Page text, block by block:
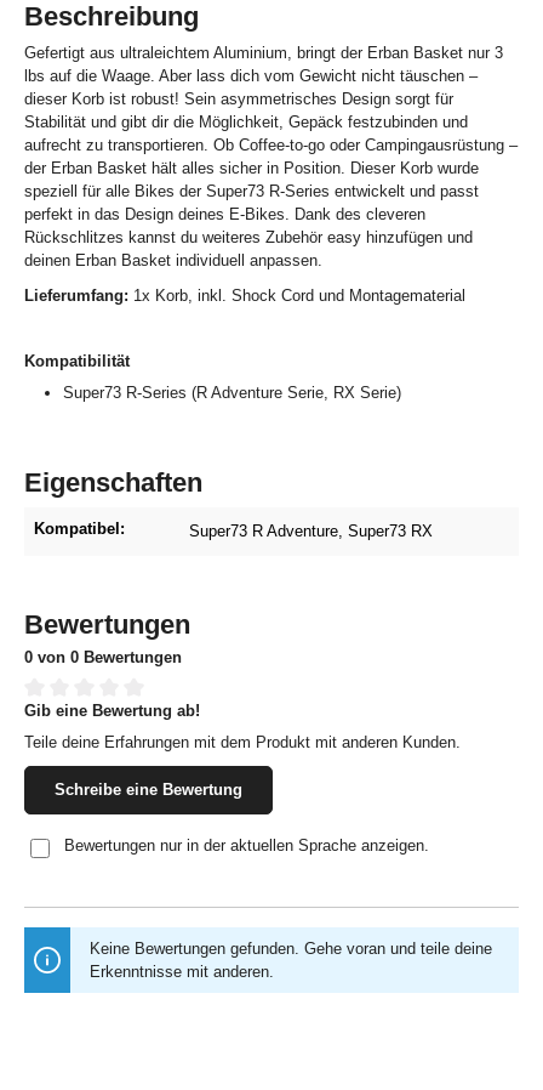
Beschreibung
Gefertigt aus ultraleichtem Aluminium, bringt der Erban Basket nur 3
lbs auf die Waage. Aber lass dich vom Gewicht nicht täuschen –
dieser Korb ist robust! Sein asymmetrisches Design sorgt für
Stabilität und gibt dir die Möglichkeit, Gepäck festzubinden und
aufrecht zu transportieren. Ob Coffee-to-go oder Campingausrüstung –
der Erban Basket hält alles sicher in Position. Dieser Korb wurde
speziell für alle Bikes der Super73 R-Series entwickelt und passt
perfekt in das Design deines E-Bikes. Dank des cleveren
Rückschlitzes kannst du weiteres Zubehör easy hinzufügen und
deinen Erban Basket individuell anpassen.
Lieferumfang: 1x Korb, inkl. Shock Cord und Montagematerial
Kompatibilität
Super73 R-Series (R Adventure Serie, RX Serie)
Eigenschaften
Kompatibel: Super73 R Adventure , Super73 RX
Bewertungen
0 von 0 Bewertungen
Durchschnittliche Bewertung von 0 von 5 Sternen
Gib eine Bewertung ab!
Teile deine Erfahrungen mit dem Produkt mit anderen Kunden.
Schreibe eine Bewertung
Bewertungen nur in der aktuellen Sprache anzeigen.
Keine Bewertungen gefunden. Gehe voran und teile deine
Erkenntnisse mit anderen.